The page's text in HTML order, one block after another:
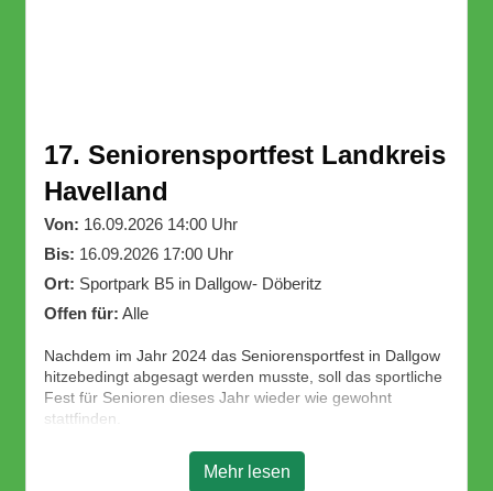
17. Seniorensportfest Landkreis
Havelland
Von: 16.09.2026 14:00 Uhr
Bis: 16.09.2026 17:00 Uhr
Ort: Sportpark B5 in Dallgow- Döberitz
Offen für: Alle
Nachdem im Jahr 2024 das Seniorensportfest in Dallgow
hitzebedingt abgesagt werden musste, soll das sportliche
Fest für Senioren dieses Jahr wieder wie gewohnt
stattfinden.
willkommen am Sportfest teilzunehmen. Es wird sportliche
Wettstreite, ein kleines Rahmenprogramm und einen
Mehr lesen